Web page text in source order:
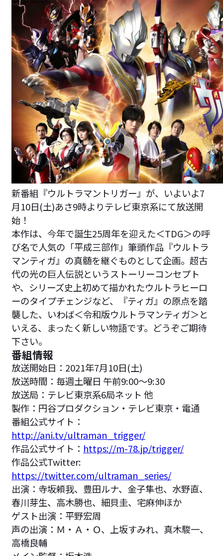
新番組『ウルトラマントリガー』が、いよいよ7
月10日(土)あさ9時よりテレビ東京系にて放送開
始！
本作は、今年で誕生25周年を迎えた＜TDG＞の呼
び名で人気の「平成三部作」筆頭作品『ウルトラ
マンティガ』の真髄を継ぐものとして企画。超古
代の光の巨人伝説というストーリーコンセプト
や、シリーズ史上初めて描かれたウルトラヒーロ
ーのタイプチェンジなど、『ティガ』の原点を踏
襲した、いわば＜令和版ウルトラマンティガ＞と
いえる、まったく新しい物語です。どうぞご期待
下さい。
番組情報
放送開始日：2021年7月10日(土)
放送時間：毎週土曜日 午前9:00～9:30
放送局：テレビ東京系6局ネット 他
製作：円谷プロダクション・テレビ東京・電通
番組公式サイト：
http://ani.tv/ultraman_trigger/
作品公式サイト： https://m-78.jp/trigger/
作品公式Twitter:
https://twitter.com/ultraman_series/
出演：寺坂頼我、豊田ルナ、金子隼也、水野直、
春川芽生、高木勝也、細貝圭、宅麻伸ほか
ゲスト出演：平野宏周
声の出演：Ｍ・Ａ・Ｏ、上坂すみれ、真木駿一、
高橋良輔